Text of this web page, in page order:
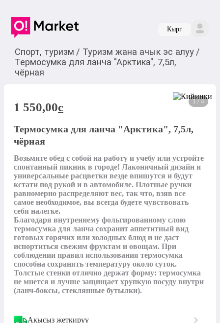
Кырг
Спорт, туризм / Туризм жана ачык эс алуу /
Термосумка для ланча "Арктика", 7,5л,
чёрная
1 / 4
1 550,00c
Термосумка для ланча "Арктика", 7,5л,
чёрная
Возьмите обед с собой на работу и учебу или устройте
спонтанный пикник в городе! Лаконичный дизайн и
универсальные расцветки везде впишутся и будут
кстати под рукой и в автомобиле. Плотные ручки
равномерно распределяют вес, так что, взяв все
самое необходимое, вы всегда будете чувствовать
себя налегке.
Благодаря внутреннему фольгированному слою
термосумка для ланча сохранит аппетитный вид
готовых горячих или холодных блюд и не даст
испортиться свежим фруктам и овощам. При
соблюдении правил использования термосумка
способна сохранять температуру около суток.
Толстые стенки отлично держат форму: термосумка
не мнется и лучше защищает хрупкую посуду внутри
(ланч-боксы, стеклянные бутылки).
Акысыз жеткирүү